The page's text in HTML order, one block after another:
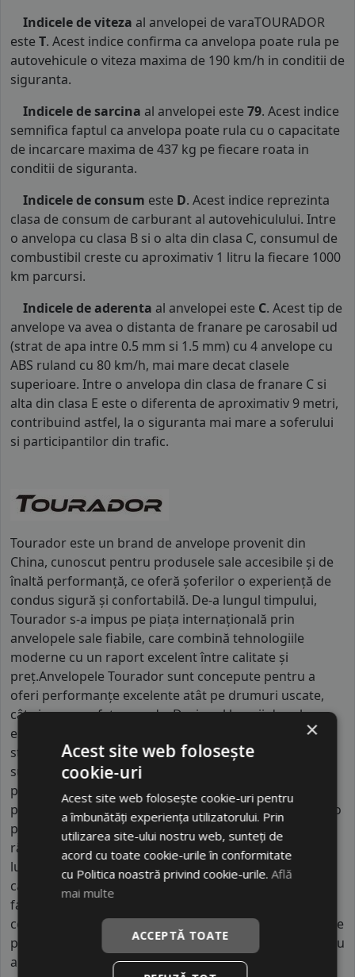
Indicele de viteza al anvelopei de varaTOURADOR
este T. Acest indice confirma ca anvelopa poate rula pe
autovehicule o viteza maxima de 190 km/h in conditii de
siguranta.
Indicele de sarcina al anvelopei este 79. Acest indice
semnifica faptul ca anvelopa poate rula cu o capacitate
de incarcare maxima de 437 kg pe fiecare roata in
conditii de siguranta.
Indicele de consum este D. Acest indice reprezinta
clasa de consum de carburant al autovehiculului. Intre
o anvelopa cu clasa B si o alta din clasa C, consumul de
combustibil creste cu aproximativ 1 litru la fiecare 1000
km parcursi.
Indicele de aderenta al anvelopei este C. Acest tip de
anvelope va avea o distanta de franare pe carosabil ud
(strat de apa intre 0.5 mm si 1.5 mm) cu 4 anvelope cu
ABS ruland cu 80 km/h, mai mare decat clasele
superioare. Intre o anvelopa din clasa de franare C si
alta din clasa E este o diferenta de aproximativ 9 metri,
contribuind astfel, la o siguranta mai mare a soferului
si participantilor din trafic.
Tourador este un brand de anvelope provenit din
China, cunoscut pentru produsele sale accesibile și de
înaltă performanță, ce oferă șoferilor o experiență de
condus sigură și confortabilă. De-a lungul timpului,
Tourador s-a impus pe piața internațională prin
anvelopele sale fiabile, care combină tehnologiile
moderne cu un raport excelent între calitate și
preț.Anvelopele Tourador sunt concepute pentru a
oferi performanțe excelente atât pe drumuri uscate,
cât și pe suprafețe umede. Designul benzii de rulare
este optimizat pentru a maximiza aderența și
stabilitatea, în timp ce materialele de calitate
superioară contribuie la reducerea uzurii și la
prelungirea duratei de viață a anvelopelor. Fiecare
produs Tourador este testat riguros pentru a asigura o
performanță constantă pe termen lung și pentru a
răspunde cerințelor variate ale șoferilor din întreaga
lume.Acest brand este alegerea ideală pentru șoferii
care doresc anvelope accesibile, dar care nu doresc să
facă compromisuri în ceea ce privește siguranța și
confortul. Astăzi, Tourador continuă să câștige teren pe
piața globală, oferind soluții de mobilitate fiabile pentru
autoturisme, SUV-uri și camioane ușoare.
×
Acest site web folosește
cookie-uri
Acest site web folosește cookie-uri pentru
a îmbunătăți experiența utilizatorului. Prin
utilizarea site-ului nostru web, sunteți de
acord cu toate cookie-urile în conformitate
cu Politica noastră privind cookie-urile.Află
mai multe
ACCEPTĂ TOATE